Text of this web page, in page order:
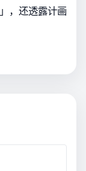
，还透露计画